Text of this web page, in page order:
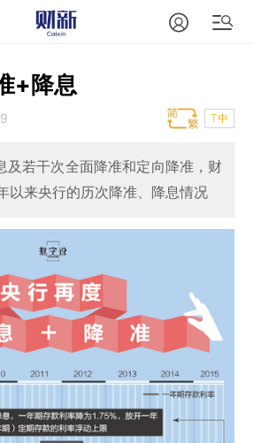
+降息
T中
及若干次全面降准和定向降准，财
以来央行的历次降准、降息情况